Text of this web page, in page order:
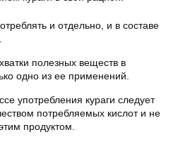
и отдельно, и в составе
полезных веществ в
одно из ее применений.
употребления кураги следует
потребляемых кислот и не
продуктом.